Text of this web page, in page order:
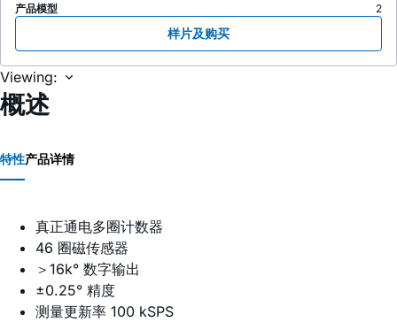
产品模型 2
样片及购买
Viewing:
概述
特性产品详情
真正通电多圈计数器
46 圈磁传感器
＞16k° 数字输出
±0.25° 精度
测量更新率 100 kSPS